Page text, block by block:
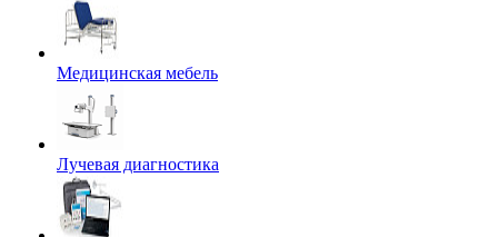
Медицинская мебель
Лучевая диагностика